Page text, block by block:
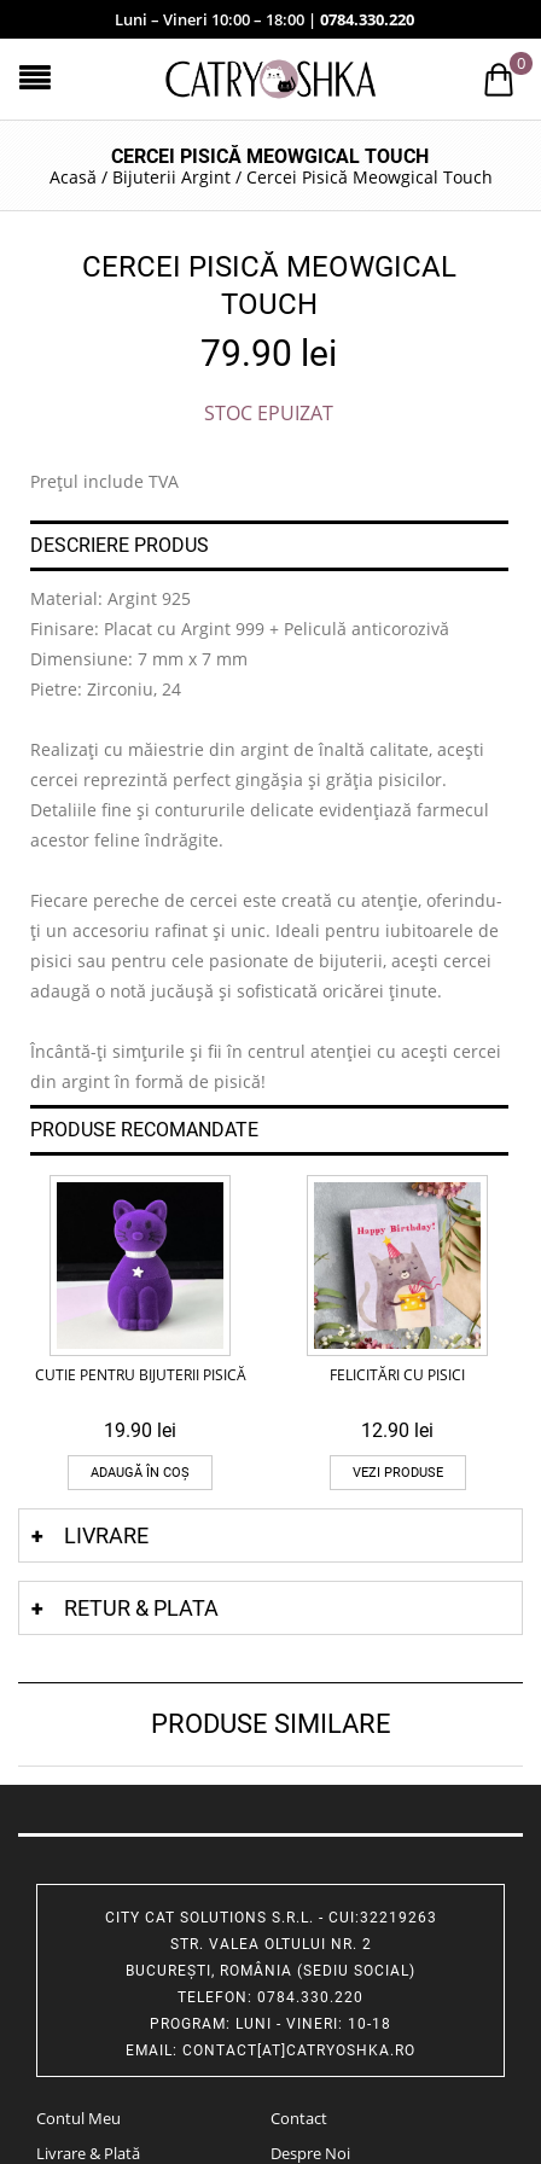
Luni – Vineri 10:00 – 18:00 | 0784.330.220
0
CERCEI PISICĂ MEOWGICAL TOUCH
Acasă / Bijuterii Argint/ Cercei Pisică Meowgical Touch
CERCEI PISICĂ MEOWGICAL
TOUCH
79.90 lei
STOC EPUIZAT
Prețul include TVA
DESCRIERE PRODUS
Material: Argint 925
Finisare: Placat cu Argint 999 + Peliculă anticorozivă
Dimensiune: 7 mm x 7 mm
Pietre: Zirconiu, 24
Realizați cu măiestrie din argint de înaltă calitate, acești
cercei reprezintă perfect gingășia și grăția pisicilor.
Detaliile fine și contururile delicate evidențiază farmecul
acestor feline îndrăgite.
Fiecare pereche de cercei este creată cu atenție, oferindu-
ți un accesoriu rafinat și unic. Ideali pentru iubitoarele de
pisici sau pentru cele pasionate de bijuterii, acești cercei
adaugă o notă jucăușă și sofisticată oricărei ținute.
Încântă-ți simțurile și fii în centrul atenției cu acești cercei
din argint în formă de pisică!
PRODUSE RECOMANDATE
CUTIE PENTRU BIJUTERII PISICĂ
19.90 lei
ADAUGĂ ÎN COȘ
FELICITĂRI CU PISICI
12.90 lei
VEZI PRODUSE
LIVRARE
RETUR & PLATA
PRODUSE SIMILARE
CITY CAT SOLUTIONS S.R.L. - CUI:32219263
STR. VALEA OLTULUI NR. 2
BUCUREȘTI, ROMÂNIA (SEDIU SOCIAL)
TELEFON : 0784.330.220
PROGRAM: LUNI - VINERI: 10-18
EMAIL: CONTACT[AT]CATRYOSHKA.RO
Contul Meu
Livrare & Plată
Contact
Despre Noi